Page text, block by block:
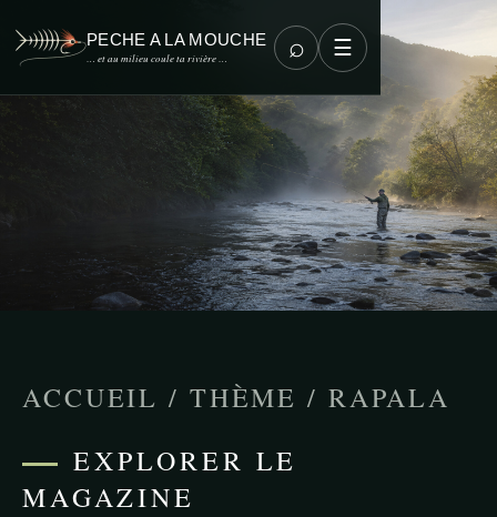
PECHE A LA MOUCHE
… et au milieu coule ta rivière … ⌕ ☰
ACCUEIL / THÈME / RAPALA
EXPLORER LE
MAGAZINE